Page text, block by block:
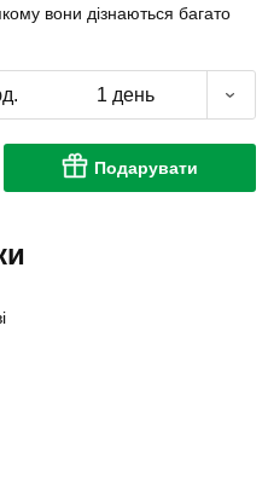
вони дізнаються багато
1 день
Подарувати